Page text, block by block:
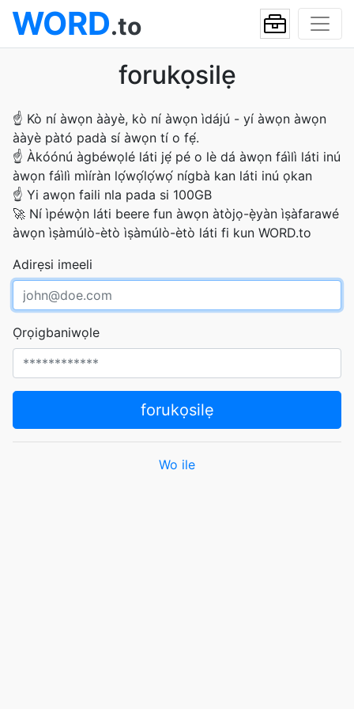
WORD.to
forukọsilẹ
☝ Kò ní àwọn ààyè, kò ní àwọn ìdájú - yí àwọn àwọn
ààyè pàtó padà sí àwọn tí o fẹ́.
☝ Àkóónú àgbéwọlé láti jẹ́ pé o lè dá àwọn fáìlì láti inú
àwọn fáìlì mìíràn lọ́wọ́lọ́wọ́ nígbà kan láti inú ọkan
☝ Yi awọn faili nla pada si 100GB
🚀 Ní ìpéwọ̀n láti beere fun àwọn àtòjọ-ẹ̀yàn ìṣàfarawé
àwọn ìṣàmúlò-ètò ìṣàmúlò-ètò láti fi kun WORD.to
Adirẹsi imeeli
Ọrọigbaniwọle
forukọsilẹ
Wo ile